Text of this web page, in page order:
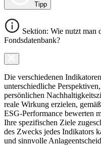
Tipp
Sektion: Wie nutzt man
Fondsdatenbank?
Die verschiedenen
unterschiedliche
persönlichen
reale Wirkung erzielen,
ESG-Performance bewerten
Ihre spezifischen Ziele
des Zwecks jedes Indikators
und sinnvolle